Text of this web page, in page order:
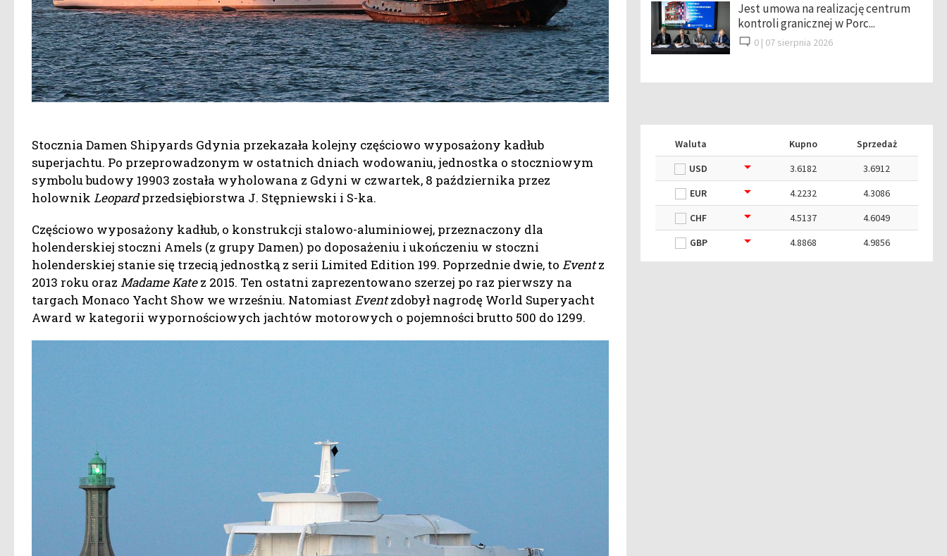
Stocznia Damen Shipyards Gdynia przekazała kolejny częściowo wyposażony kadłub
superjachtu. Po przeprowadzonym w ostatnich dniach wodowaniu, jednostka o stoczniowym
symbolu budowy 19903 została wyholowana z Gdyni w czwartek, 8 października przez
holownik Leopardprzedsiębiorstwa J. Stępniewski i S-ka.
Częściowo wyposażony kadłub, o konstrukcji stalowo-aluminiowej, przeznaczony dla
holenderskiej stoczni Amels (z grupy Damen) po doposażeniu i ukończeniu w stoczni
holenderskiej stanie się trzecią jednostką z serii Limited Edition 199. Poprzednie dwie, to Eventz
2013 roku oraz Madame Katez 2015. Ten ostatni zaprezentowano szerzej po raz pierwszy na
targach Monaco Yacht Show we wrześniu. NatomiastEventzdobył nagrodę World Superyacht
Award w kategorii wypornościowych jachtów motorowych o pojemności brutto 500 do 1299.
Jest umowa na realizację centrum
kontroli granicznej w Porc...
0 | 07 sierpnia 2026
Waluta Kupno
Sprzedaż
USD
3.6182
3.6912
EUR
4.2232
4.3086
CHF
4.5137
4.6049
GBP
4.8868 4.9856